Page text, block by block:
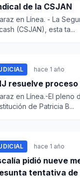
de la CSJAN
en Línea. - La
(CSJAN), esta ta...
hace 1 año
resuelve
en Línea.-El pleno
de Patricia B...
hace 1 año
pidió nueve
tentativa de